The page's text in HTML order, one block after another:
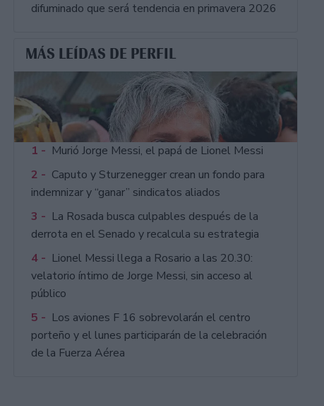
difuminado que será tendencia en primavera 2026
MÁS LEÍDAS DE PERFIL
1 - Murió Jorge Messi, el papá de Lionel Messi
2 - Caputo y Sturzenegger crean un fondo para
indemnizar y “ganar” sindicatos aliados
3 - La Rosada busca culpables después de la
derrota en el Senado y recalcula su estrategia
4 - Lionel Messi llega a Rosario a las 20.30:
velatorio íntimo de Jorge Messi, sin acceso al
público
5 - Los aviones F 16 sobrevolarán el centro
porteño y el lunes participarán de la celebración
de la Fuerza Aérea